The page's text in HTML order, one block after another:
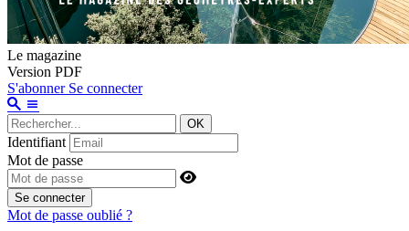
Le magazine
Version PDF
S'abonner Se connecter
OK
Identifiant
Mot de passe
Se connecter
Mot de passe oublié ?